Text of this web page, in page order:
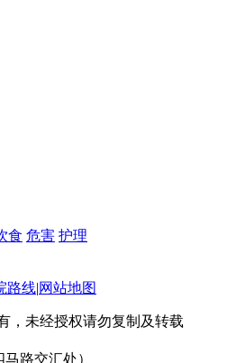
食 危害 护理
路线|网站地图
，未经授权请勿复制及转载
路交汇处）